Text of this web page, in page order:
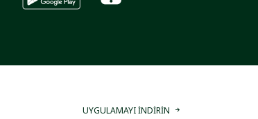
UYGULAMAYI İNDİRİN